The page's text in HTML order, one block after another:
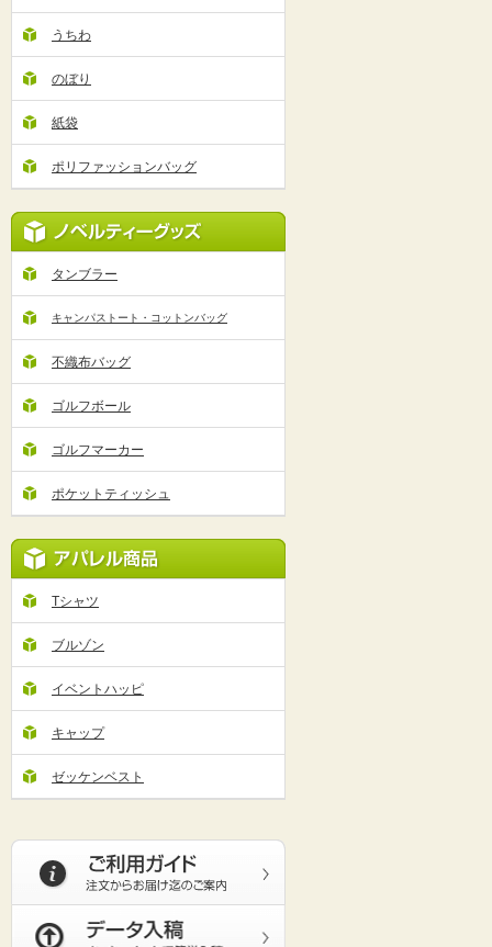
うちわ
のぼり
紙袋
ポリファッションバッグ
タンブラー
キャンパストート・コットンバッグ
不織布バッグ
ゴルフボール
ゴルフマーカー
ポケットティッシュ
Tシャツ
ブルゾン
イベントハッピ
キャップ
ゼッケンベスト